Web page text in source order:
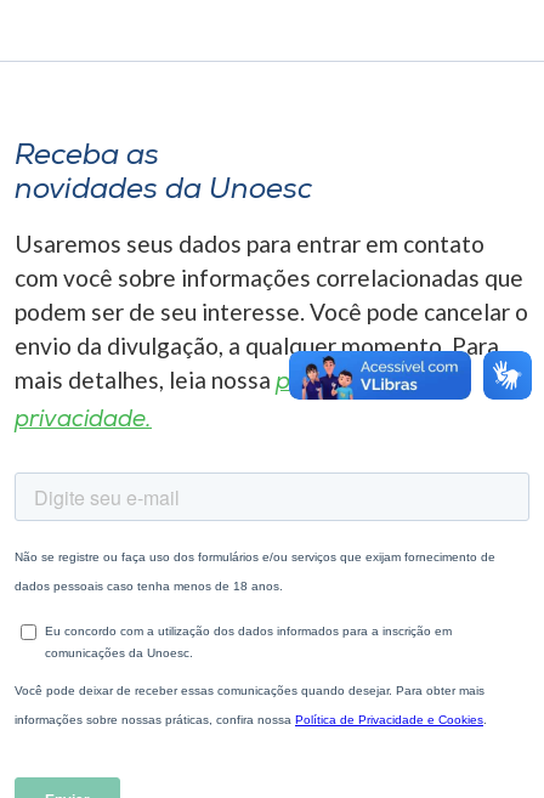
A+
Receba as
novidades da Unoesc
Usaremos seus dados para entrar em contato
com você sobre informações correlacionadas que
podem ser de seu interesse. Você pode cancelar o
envio da divulgação, a qualquer momento. Para
mais detalhes, leia nossa política de
privacidade.